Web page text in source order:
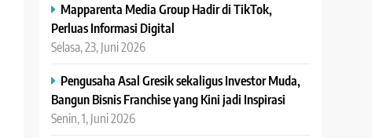
Mapparenta Media Group Hadir di TikTok,
Perluas Informasi Digital
Selasa, 23, Juni 2026
Pengusaha Asal Gresik sekaligus Investor Muda,
Bangun Bisnis Franchise yang Kini jadi Inspirasi
Senin, 1, Juni 2026